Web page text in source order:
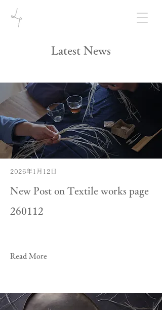
Latest News
2026年1月12日
New Post on Textile works page
260112
Read More